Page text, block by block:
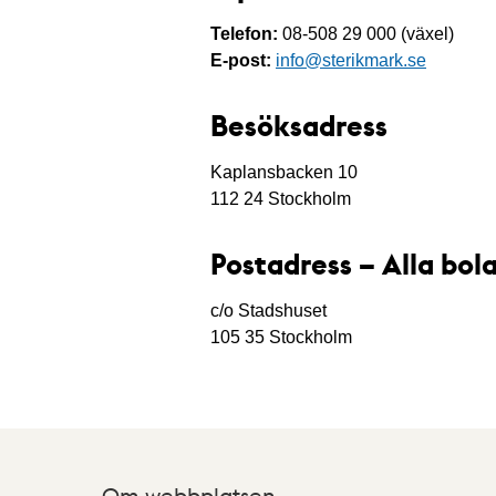
Telefon: 08-508 29 000 (växel)
E-post: info@sterikmark.se
Besöksadress
Kaplansbacken 10
112 24 Stockholm
Postadress – Alla
c/o Stadshuset
105 35 Stockholm